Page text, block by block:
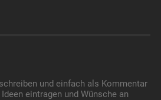
und einfach als Kommentar
eintragen und Wünsche an